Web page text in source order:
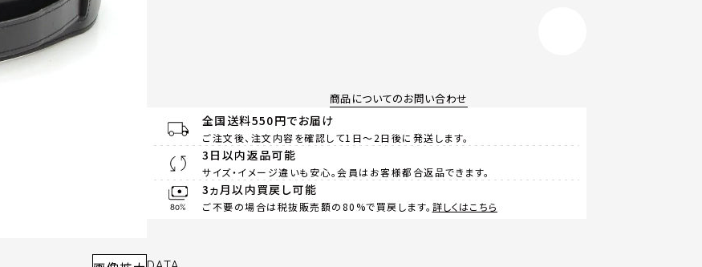
商品についてのお問い合わせ
全国送料550円でお届け
ご注文後、注文内容を確認して1日～2日後に発送します。
3日以内返品可能
サイズ・イメージ違いも安心。会員はお客様都合返品できます。
3ヵ月以内買戻し可能
ご不要の場合は税抜販売額の80%で買戻します。 詳しくはこちら